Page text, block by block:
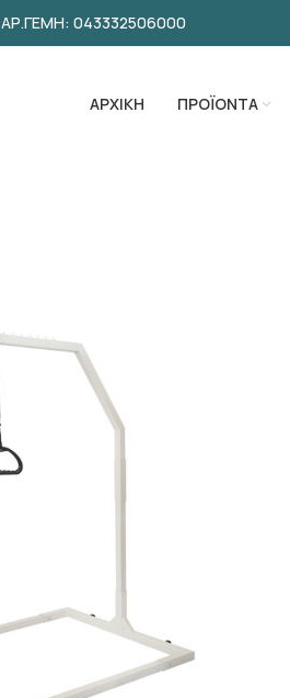
ΑΡ.ΓΕΜΗ: 043332506000
ΑΡΧΙΚΗ ΠΡΟΪΟΝΤΑ